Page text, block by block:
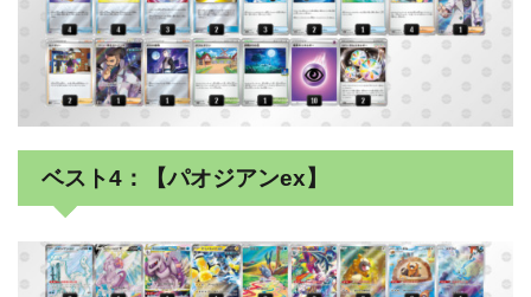
ベスト4：【パオジアンex】